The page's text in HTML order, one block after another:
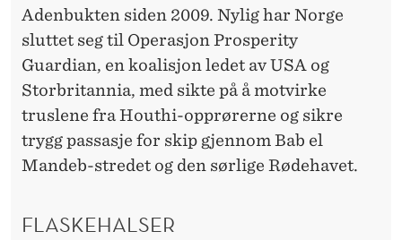
Adenbukten siden 2009. Nylig har Norge
sluttet seg til Operasjon Prosperity
Guardian, en koalisjon ledet av USA og
Storbritannia, med sikte på å motvirke
truslene fra Houthi-opprørerne og sikre
trygg passasje for skip gjennom Bab el
Mandeb-stredet og den sørlige Rødehavet.
FLASKEHALSER